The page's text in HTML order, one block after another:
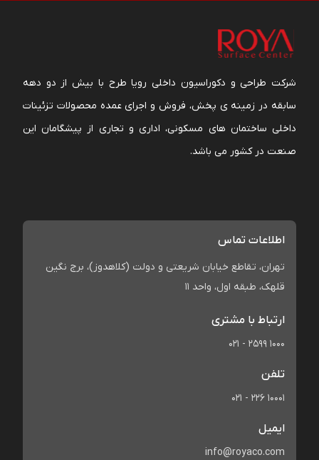
شرکت طراحی و دکوراسیون داخلی رویا طرح با بیش از دو دهه
سابقه در زمینه ی پخش، فروش و اجرای عمده محصولات تزئینات
داخلی ساختمان های مسکونی، اداری و تجاری از پیشگامان این
صنعت در کشور می باشد.
اطلاعات تماس
تهران، تقاطع خیابان شریعتی و دولت (کلاهدوز)، برج نگین
قلهک، طبقه اول، واحد 11
ارتباط با مشتری
021 - 2599 1000
تلفن
021 - 226 10001
ایمیل
info@royaco.com